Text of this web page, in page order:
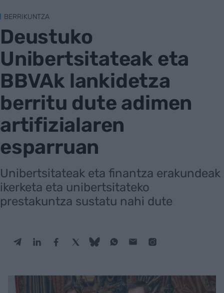
BERRIKUNTZA
Deustuko
Unibertsitateak eta
BBVAk lankidetza
berritu dute adimen
artifizialaren
esparruan
Unibertsitateak eta finantza erakundeak
ikerketa eta unibertsitateko
prestakuntza sustatu nahi dute